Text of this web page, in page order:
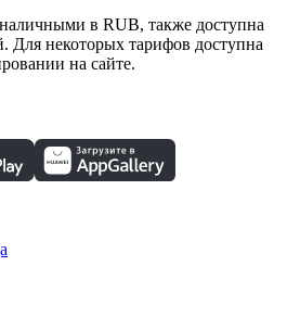
в RUB, также доступна
Для некоторых тарифов доступна
на сайте.